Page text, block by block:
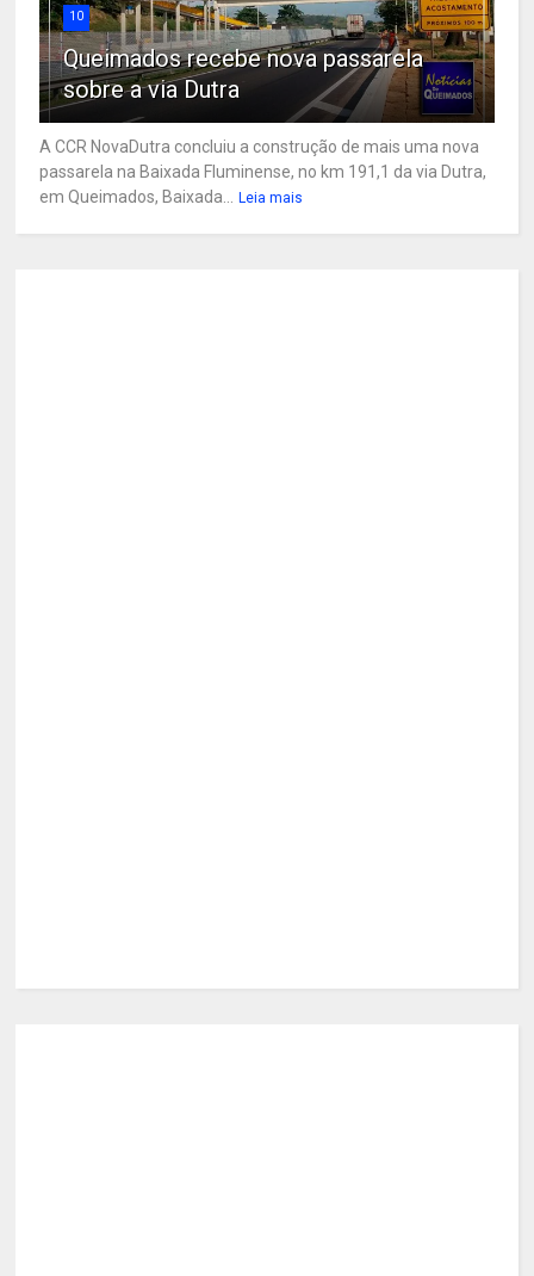
10
Queimados recebe nova passarela
sobre a via Dutra
A CCR NovaDutra concluiu a construção de mais uma nova
passarela na Baixada Fluminense, no km 191,1 da via Dutra,
em Queimados, Baixada...
Leia mais